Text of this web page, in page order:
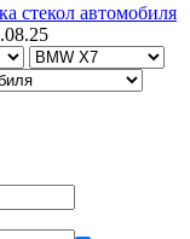
стекол автомобиля